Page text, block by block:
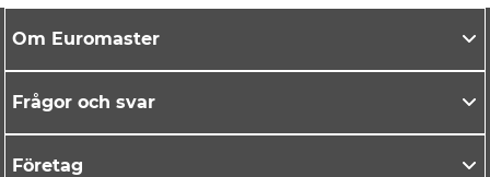
Om Euromaster
Frågor och svar
Företag